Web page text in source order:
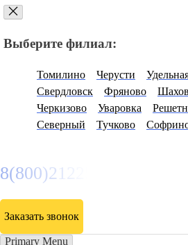
Выберите филиал:
Томилино Черусти
Свердловск
Фряново
Черкизово
Уваровка
Северный
Тучково
8(800)2122558
Заказать звонок
Primary Menu